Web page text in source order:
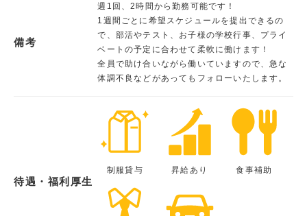
備考
週1回、2時間から勤務可能です！
1週間ごとに希望スケジュールを提出できるの
で、部活やテスト、お子様の学校行事、プライ
ベートの予定に合わせて柔軟に働けます！
全員で助け合いながら働いていますので、急な
体調不良などがあってもフォローいたします。
待遇・福利厚生
制服貸与 昇給あり 食事補助